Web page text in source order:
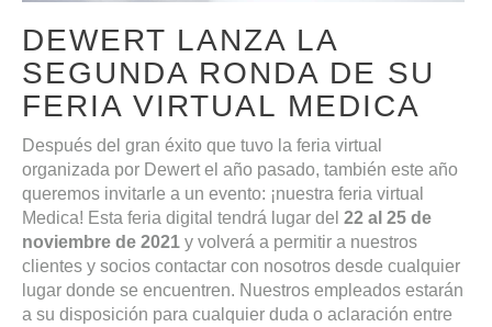
DEWERT LANZA LA
SEGUNDA RONDA DE SU
FERIA VIRTUAL MEDICA
Después del gran éxito que tuvo la feria virtual
organizada por Dewert el año pasado, también este año
queremos invitarle a un evento: ¡nuestra feria virtual
Medica! Esta feria digital tendrá lugar del 22 al 25 de
noviembre de 2021 y volverá a permitir a nuestros
clientes y socios contactar con nosotros desde cualquier
lugar donde se encuentren. Nuestros empleados estarán
a su disposición para cualquier duda o aclaración entre